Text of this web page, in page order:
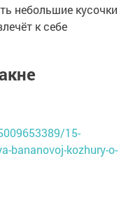
небольшие кусочки
к себе
15-
bananovoj-kozhury-o-